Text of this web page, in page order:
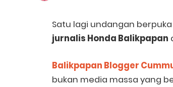
Satu lagi undangan
jurnalis Honda Balikpapan
Balikpapan Blogger
bukan media massa yang